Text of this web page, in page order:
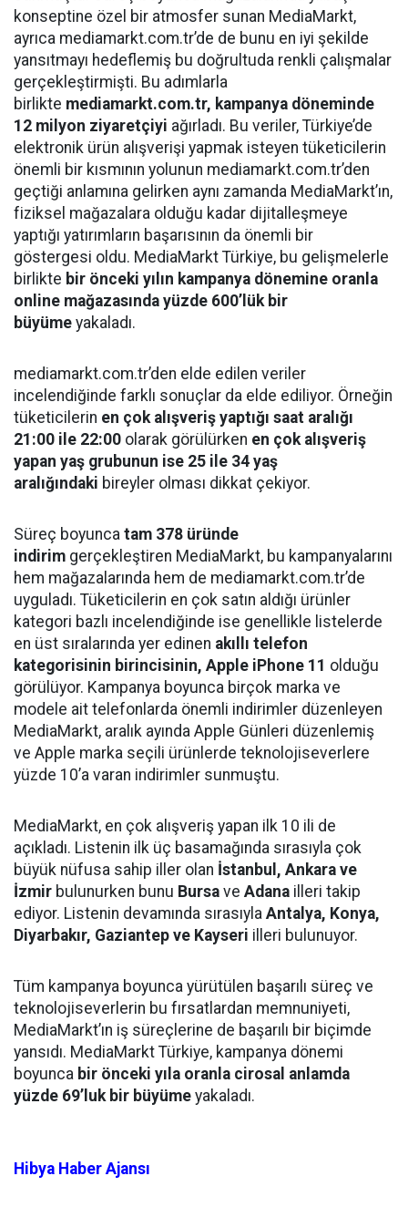
konseptine özel bir atmosfer sunan MediaMarkt,
ayrıca mediamarkt.com.tr’de de bunu en iyi şekilde
yansıtmayı hedeflemiş bu doğrultuda renkli çalışmalar
gerçekleştirmişti. Bu adımlarla
birlikte mediamarkt.com.tr, kampanya döneminde
12 milyon ziyaretçiyi ağırladı. Bu veriler, Türkiye’de
elektronik ürün alışverişi yapmak isteyen tüketicilerin
önemli bir kısmının yolunun mediamarkt.com.tr’den
geçtiği anlamına gelirken aynı zamanda MediaMarkt’ın,
fiziksel mağazalara olduğu kadar dijitalleşmeye
yaptığı yatırımların başarısının da önemli bir
göstergesi oldu. MediaMarkt Türkiye, bu gelişmelerle
birlikte bir önceki yılın kampanya dönemine oranla
online mağazasında yüzde 600’lük bir
büyüme yakaladı.
mediamarkt.com.tr’den elde edilen veriler
incelendiğinde farklı sonuçlar da elde ediliyor. Örneğin
tüketicilerin en çok alışveriş yaptığı saat aralığı
21:00 ile 22:00 olarak görülürken en çok alışveriş
yapan yaş grubunun ise 25 ile 34 yaş
aralığındaki bireyler olması dikkat çekiyor.
Süreç boyunca tam 378 üründe
indirim gerçekleştiren MediaMarkt, bu kampanyalarını
hem mağazalarında hem de mediamarkt.com.tr’de
uyguladı. Tüketicilerin en çok satın aldığı ürünler
kategori bazlı incelendiğinde ise genellikle listelerde
en üst sıralarında yer edinen akıllı telefon
kategorisinin birincisinin, Apple iPhone 11 olduğu
görülüyor. Kampanya boyunca birçok marka ve
modele ait telefonlarda önemli indirimler düzenleyen
MediaMarkt, aralık ayında Apple Günleri düzenlemiş
ve Apple marka seçili ürünlerde teknolojiseverlere
yüzde 10’a varan indirimler sunmuştu.
MediaMarkt, en çok alışveriş yapan ilk 10 ili de
açıkladı. Listenin ilk üç basamağında sırasıyla çok
büyük nüfusa sahip iller olan İstanbul, Ankara ve
İzmir bulunurken bunu Bursa ve Adana illeri takip
ediyor. Listenin devamında sırasıyla Antalya, Konya,
Diyarbakır, Gaziantep ve Kayseri illeri bulunuyor.
Tüm kampanya boyunca yürütülen başarılı süreç ve
teknolojiseverlerin bu fırsatlardan memnuniyeti,
MediaMarkt’ın iş süreçlerine de başarılı bir biçimde
yansıdı. MediaMarkt Türkiye, kampanya dönemi
boyunca bir önceki yıla oranla cirosal anlamda
yüzde 69’luk bir büyüme yakaladı.
Hibya Haber Ajansı